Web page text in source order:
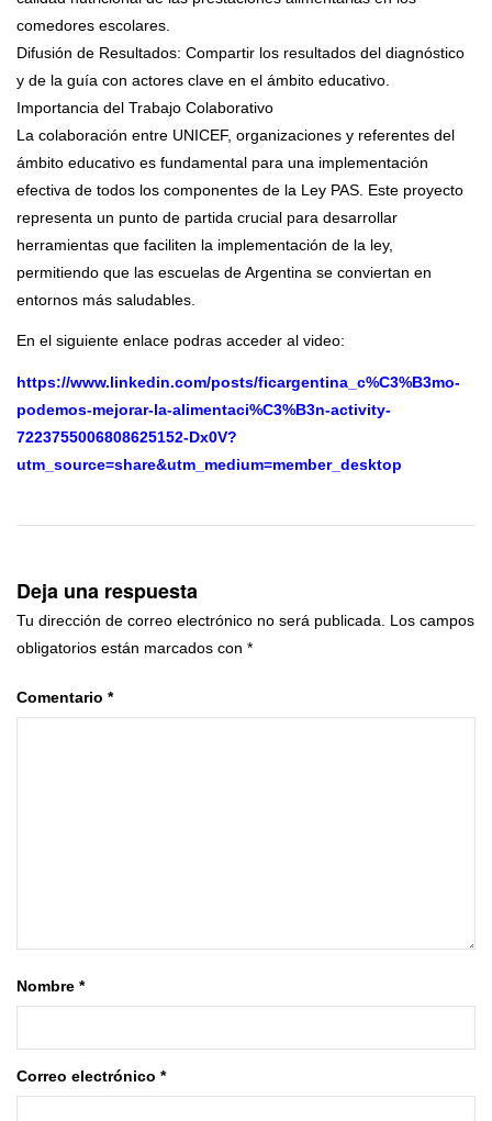
comedores escolares.
Difusión de Resultados: Compartir los resultados del diagnóstico
y de la guía con actores clave en el ámbito educativo.
Importancia del Trabajo Colaborativo
La colaboración entre UNICEF, organizaciones y referentes del
ámbito educativo es fundamental para una implementación
efectiva de todos los componentes de la Ley PAS. Este proyecto
representa un punto de partida crucial para desarrollar
herramientas que faciliten la implementación de la ley,
permitiendo que las escuelas de Argentina se conviertan en
entornos más saludables.
En el siguiente enlace podras acceder al video:
https://www.linkedin.com/posts/ficargentina_c%C3%B3mo-
podemos-mejorar-la-alimentaci%C3%B3n-activity-
7223755006808625152-Dx0V?
utm_source=share&utm_medium=member_desktop
Deja una respuesta
Tu dirección de correo electrónico no será publicada. Los campos
obligatorios están marcados con *
Comentario *
Nombre *
Correo electrónico *